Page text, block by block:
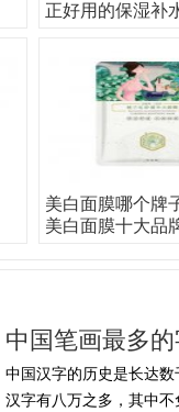
正好用的保湿补
美白面膜哪个牌
美白面膜十大品
中国笔画最多
中国汉字的历史是长达
汉字有八万之多，其中